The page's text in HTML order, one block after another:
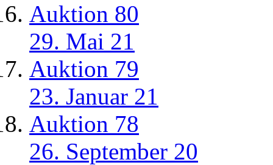
Auktion 80
29. Mai 21
Auktion 79
23. Januar 21
Auktion 78
26. September 20